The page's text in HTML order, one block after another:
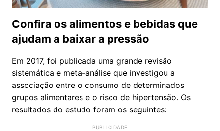
Confira os alimentos e bebidas que
ajudam a baixar a pressão
Em 2017, foi publicada uma grande revisão
sistemática e meta-análise que investigou a
associação entre o consumo de determinados
grupos alimentares e o risco de hipertensão. Os
resultados do estudo foram os seguintes: